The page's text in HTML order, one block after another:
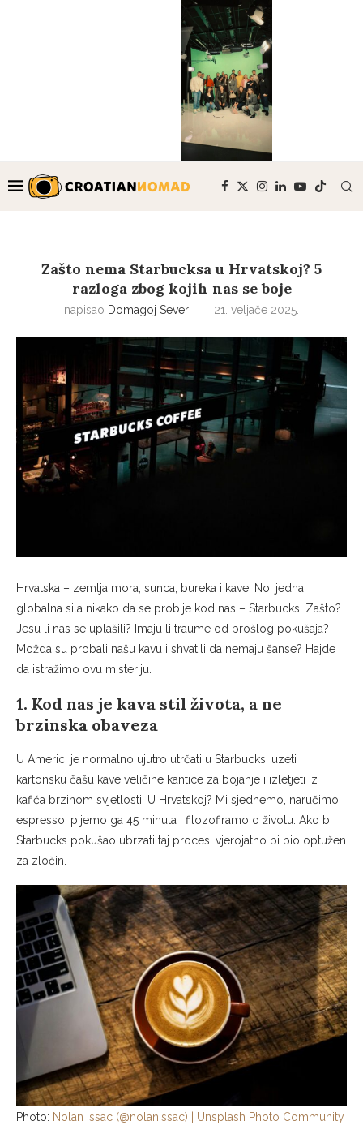
Zašto nema Starbucksa u Hrvatskoj? 5
razloga zbog kojih nas se boje
napisao Domagoj Sever 21. veljače 2025.
Hrvatska – zemlja mora, sunca, bureka i kave. No, jedna
globalna sila nikako da se probije kod nas – Starbucks. Zašto?
Jesu li nas se uplašili? Imaju li traume od prošlog pokušaja?
Možda su probali našu kavu i shvatili da nemaju šanse? Hajde
da istražimo ovu misteriju.
1. Kod nas je kava stil života, a ne
brzinska obaveza
U Americi je normalno ujutro utrčati u Starbucks, uzeti
kartonsku čašu kave veličine kantice za bojanje i izletjeti iz
kafića brzinom svjetlosti. U Hrvatskoj? Mi sjednemo, naručimo
espresso, pijemo ga 45 minuta i filozofiramo o životu. Ako bi
Starbucks pokušao ubrzati taj proces, vjerojatno bi bio optužen
za zločin.
Photo: Nolan Issac (@nolanissac) | Unsplash Photo Community